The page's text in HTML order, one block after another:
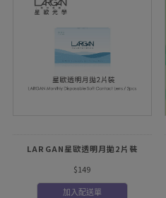
LARGAN星歐透明月拋2片裝
$149
加入配送單